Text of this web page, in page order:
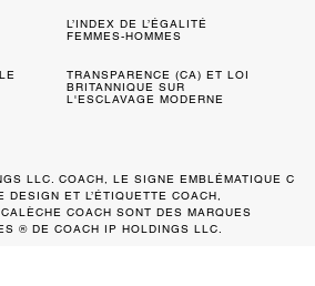
L’INDEX DE L’ÉGALITÉ
FEMMES-HOMMES
TRANSPARENCE (CA) ET LOI
BRITANNIQUE SUR
L'ESCLAVAGE MODERNE
LLC. COACH, LE SIGNE EMBLÉMATIQUE C
DESIGN ET L’ÉTIQUETTE COACH,
COACH SONT DES MARQUES
® DE COACH IP HOLDINGS LLC.